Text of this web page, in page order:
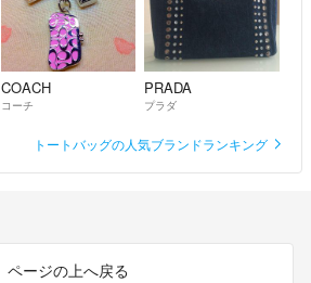
COACH
コーチ
PRADA
プラダ
トートバッグの人気ブランドランキング
ページの上へ戻る